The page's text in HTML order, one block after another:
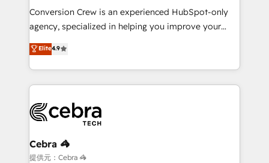
HubSpot from “just your CRM” to your growth
infrastructure—let’s talk.
Conversion Crew is an experienced HubSpot-only
agency, specialized in helping you improve your
online processes. This means we help you with: -
Implementing HubSpot (CRM, Marketing, Sales,
Service and Operations) - Developing fast, good-
looking websites in the HubSpot CMS - Building
systems you use You need a clear method to reach
your goals. Therefore, we take a critical look at your
current processes together, from which we create a
focused action plan. By implementing these steps in
Elite4.9
Cebra 🦓
提供元：Cebra 🦓